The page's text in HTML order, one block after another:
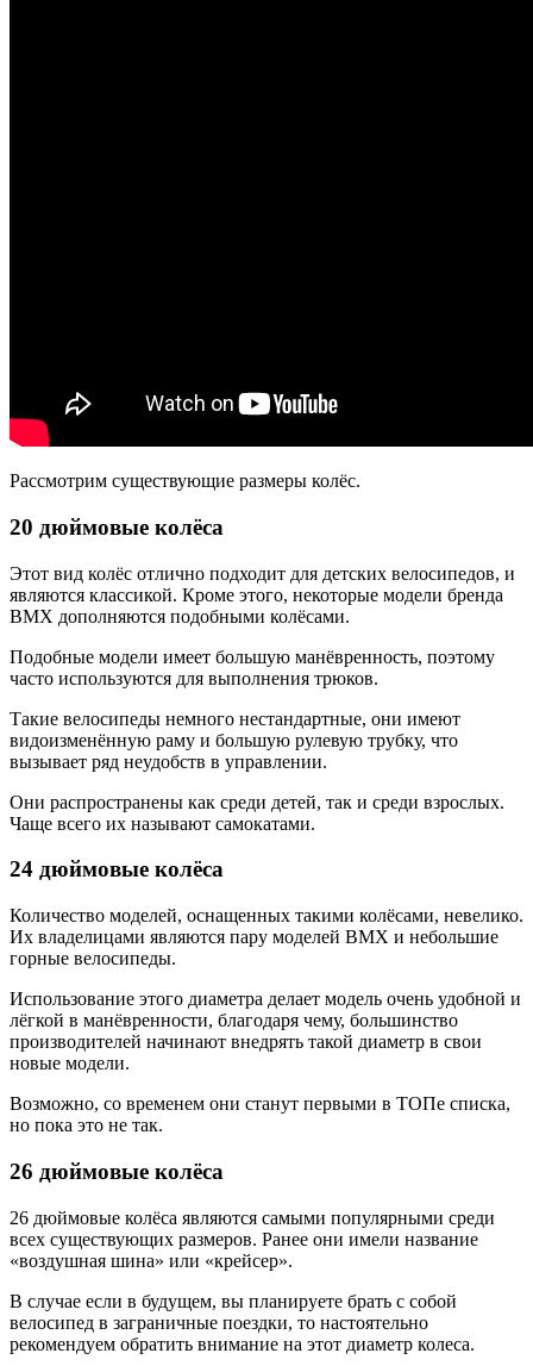
Рассмотрим существующие размеры колёс.
20 дюймовые колёса
Этот вид колёс отлично подходит для детских велосипедов, и
являются классикой. Кроме этого, некоторые модели бренда
BMХ дополняются подобными колёсами.
Подобные модели имеет большую манёвренность, поэтому
часто используются для выполнения трюков.
Такие велосипеды немного нестандартные, они имеют
видоизменённую раму и большую рулевую трубку, что
вызывает ряд неудобств в управлении.
Они распространены как среди детей, так и среди взрослых.
Чаще всего их называют самокатами.
24 дюймовые колёса
Количество моделей, оснащенных такими колёсами, невелико.
Их владелицами являются пару моделей BMX и небольшие
горные велосипеды.
Использование этого диаметра делает модель очень удобной и
лёгкой в манёвренности, благодаря чему, большинство
производителей начинают внедрять такой диаметр в свои
новые модели.
Возможно, со временем они станут первыми в ТОПе списка,
но пока это не так.
26 дюймовые колёса
26 дюймовые колёса являются самыми популярными среди
всех существующих размеров. Ранее они имели название
«воздушная шина» или «крейсер».
В случае если в будущем, вы планируете брать с собой
велосипед в заграничные поездки, то настоятельно
рекомендуем обратить внимание на этот диаметр колеса.